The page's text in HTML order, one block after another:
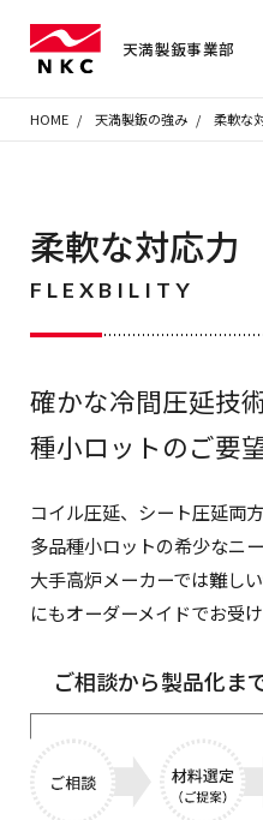
天満製鈑事業部
HOME 天満製鈑の強み 柔軟な
柔軟な対応力
FLEXBILITY
確かな冷間圧延技術
種小ロットのご要
コイル圧延、シート圧延両
多品種小ロットの希少なニ
大手高炉メーカーでは難し
にもオーダーメイドでお受け
ご相談から製品化ま
柔軟なロット数